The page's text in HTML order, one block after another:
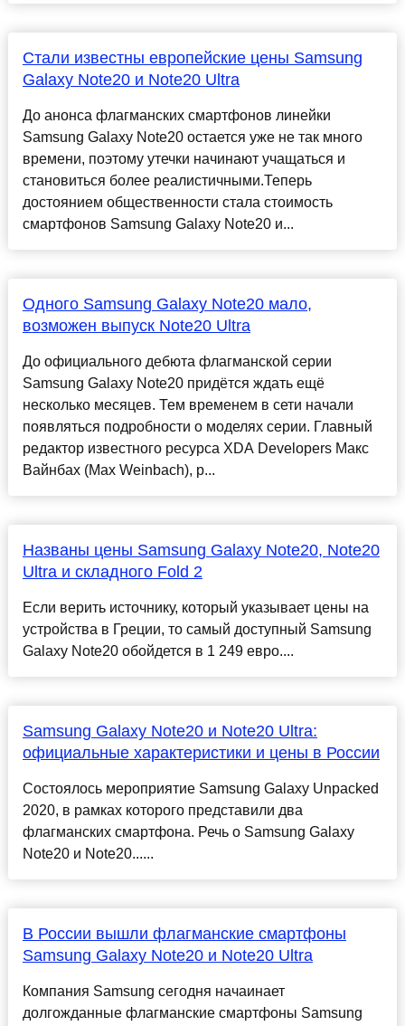
Стали известны европейские цены Samsung
Galaxy Note20 и Note20 Ultra
До анонса флагманских смартфонов линейки
Samsung Galaxy Note20 остается уже не так много
времени, поэтому утечки начинают учащаться и
становиться более реалистичными.Теперь
достоянием общественности стала стоимость
смартфонов Samsung Galaxy Note20 и...
Одного Samsung Galaxy Note20 мало,
возможен выпуск Note20 Ultra
До официального дебюта флагманской серии
Samsung Galaxy Note20 придётся ждать ещё
несколько месяцев. Тем временем в сети начали
появляться подробности о моделях серии. Главный
редактор известного ресурса XDA Developers Макс
Вайнбах (Max Weinbach), р...
Названы цены Samsung Galaxy Note20, Note20
Ultra и складного Fold 2
Если верить источнику, который указывает цены на
устройства в Греции, то самый доступный Samsung
Galaxy Note20 обойдется в 1 249 евро....
Samsung Galaxy Note20 и Note20 Ultra:
официальные характеристики и цены в России
Состоялось мероприятие Samsung Galaxy Unpacked
2020, в рамках которого представили два
флагманских смартфона. Речь о Samsung Galaxy
Note20 и Note20......
В России вышли флагманские смартфоны
Samsung Galaxy Note20 и Note20 Ultra
Компания Samsung сегодня начаинает
долгожданные флагманские смартфоны Samsung